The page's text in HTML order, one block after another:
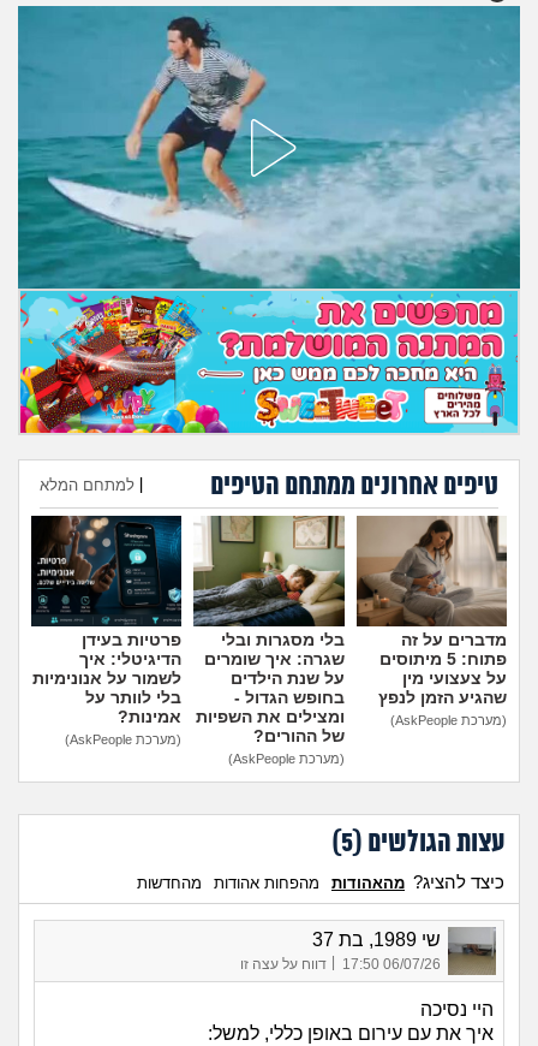
חברים ואנשים
בית, שכנים ושותפים
מה שעובר עליי
שומרים על הגוף
פיננסי וכלכלה
בין הסדינים
חיות מחמד
יוקר המחיה
גאווה
טיפים אחרונים ממתחם הטיפים למתחם המלא
הוספת טיפ
מדברים על זה
פתוח: 5 מיתוסים
על צעצועי מין
שהגיע הזמן לנפץ
(מערכת AskPeople)
בלי מסגרות ובלי
שגרה: איך שומרים
על שנת הילדים
בחופש הגדול -
ומצילים את השפיות
של ההורים?
(מערכת AskPeople)
פרטיות בעידן
הדיגיטלי: איך
לשמור על אנונימיות
בלי לוותר על
אמינות?
(מערכת AskPeople)
עצות הגולשים (5
)
כיצד להציג? מהאהודות מהפחות אהודות מהחדשות
שי 1989, בת 37
06/07/26 17:50 דווח על עצה זו
היי נסיכה
איך את עם עירום באופן כללי, למשל: